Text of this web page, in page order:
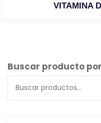
VITAMINA
Buscar producto